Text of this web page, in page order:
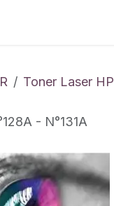
Toner Laser HP
- N°131A